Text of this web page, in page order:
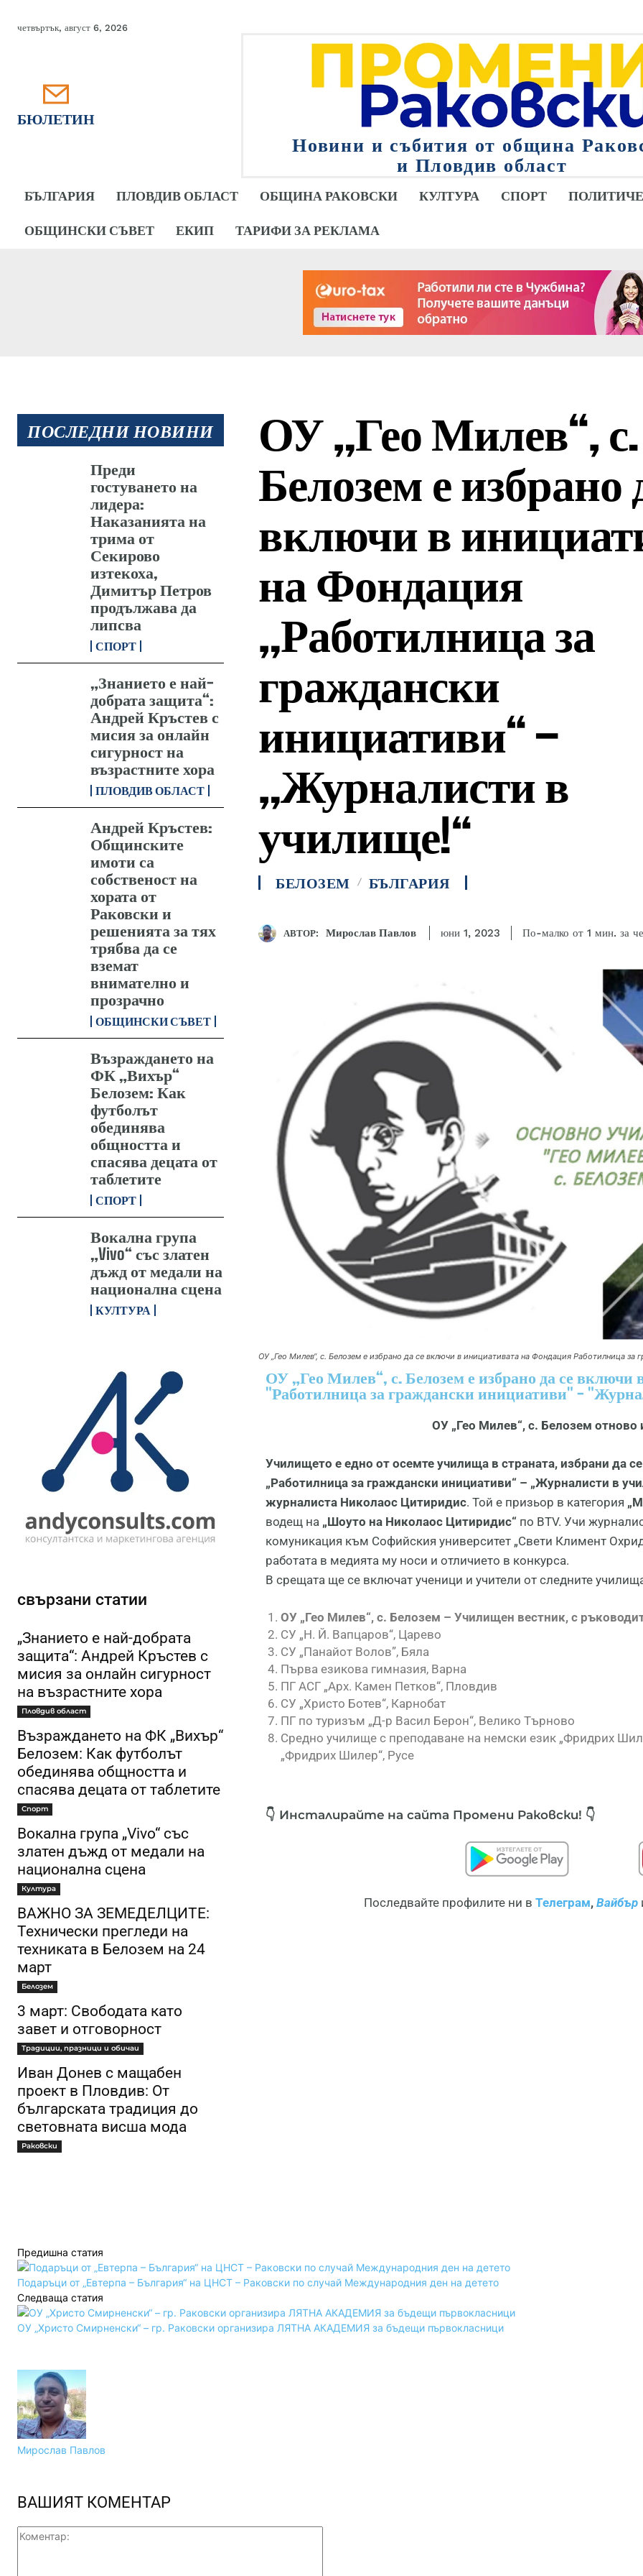
четвъртък, август 6, 2026
БЮЛЕТИН
Новини и събития от община
и Пловдив област
БЪЛГАРИЯ ПЛОВДИВ ОБЛАСТ ОБЩИНА РАКОВСКИ КУЛТУРА СПОРТ
ОБЩИНСКИ СЪВЕТ ЕКИП ТАРИФИ ЗА РЕКЛАМА
ПОСЛЕДНИ НОВИНИ
Преди
гостуването на
лидера:
Наказанията на
трима от
Секирово
изтекоха,
Димитър Петров
продължава да
липсва
СПОРТ
„Знанието е най-
добрата защита“:
Андрей Кръстев с
мисия за онлайн
сигурност на
възрастните хора
ПЛОВДИВ ОБЛАСТ
Андрей Кръстев:
Общинските
имоти са
собственост на
хората от
Раковски и
решенията за тях
трябва да се
вземат
внимателно и
прозрачно
ОБЩИНСКИ СЪВЕТ
Възраждането на
ФК „Вихър“
Белозем: Как
футболът
обединява
общността и
спасява децата от
таблетите
СПОРТ
Вокална група
„Vivo“ със златен
дъжд от медали на
национална сцена
КУЛТУРА
свързани статии
„Знанието е най-добрата
защита“: Андрей Кръстев с
мисия за онлайн сигурност
на възрастните хора
Пловдив област
Възраждането на ФК „Вихър“
Белозем: Как футболът
обединява общността и
спасява децата от таблетите
Спорт
Вокална група „Vivo“ със
златен дъжд от медали на
национална сцена
Култура
ВАЖНО ЗА ЗЕМЕДЕЛЦИТЕ:
Технически прегледи на
техниката в Белозем на 24
март
Белозем
3 март: Свободата като
завет и отговорност
Традиции, празници и обичаи
Иван Донев с мащабен
проект в Пловдив: От
българската традиция до
световната висша мода
Раковски
ОУ „Гео Милев“, с.
Белозем е избрано
включи в
на Фондация
„Работилница за
граждански
инициативи“ –
„Журналисти в
училище!“
БЕЛОЗЕМ БЪЛГАРИЯ
АВТОР: Мирослав Павлов юни 1, 2023 По-малко от 1 мин. за
ОУ „Гео Милев“, с. Белозем е избрано да се включи в инициативата на Фондация Работилница
ОУ „Гео Милев“, с. Белозем е избрано да се
"Работилница за граждански инициативи" -
ОУ „Гео Милев“, с. Белозем отново
Училището е едно от осемте училища в страната, избрани да
„Работилница за граждански инициативи“ – „Журналисти в
журналиста Николаос Цитиридис. Той е призьор в категория
водещ на „Шоуто на Николаос Цитиридис“ по BTV. Учи
комуникация към Софийския университет „Свети Климент
работата в медията му носи и отличието в конкурса.
В срещата ще се включат ученици и учители от следните
ОУ „Гео Милев“, с. Белозем – Училищен вестник, с
СУ „Н. Й. Вапцаров“, Царево
СУ „Панайот Волов”, Бяла
Първа езикова гимназия, Варна
ПГ АСГ „Арх. Камен Петков“, Пловдив
СУ „Христо Ботев“, Карнобат
ПГ по туризъм „Д-р Васил Берон“, Велико Търново
Средно училище с преподаване на немски език „Фридрих
„Фридрих Шилер“, Русе
👇 Инсталирайте на сайта Промени Раковски! 👇
Последвайте профилите ни в Телеграм, Вайбър
Предишна статия
Подаръци от „Евтерпа – България“ на ЦНСТ – Раковски по случай Международния ден на детето
Следваща статия
ОУ „Христо Смирненски“ – гр. Раковски организира ЛЯТНА АКАДЕМИЯ за бъдещи първокласници
Мирослав Павлов
ВАШИЯТ КОМЕНТАР